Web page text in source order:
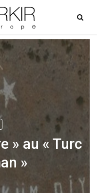
» au « Turc
»